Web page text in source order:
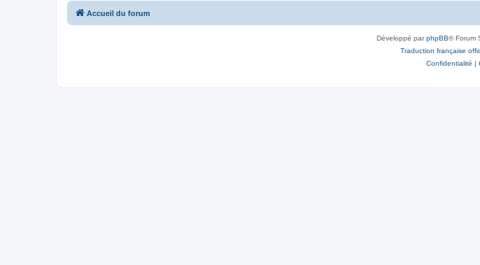
Accueil du forum
Développé parphpBB® Forum
Traduction française
Confidentialité |